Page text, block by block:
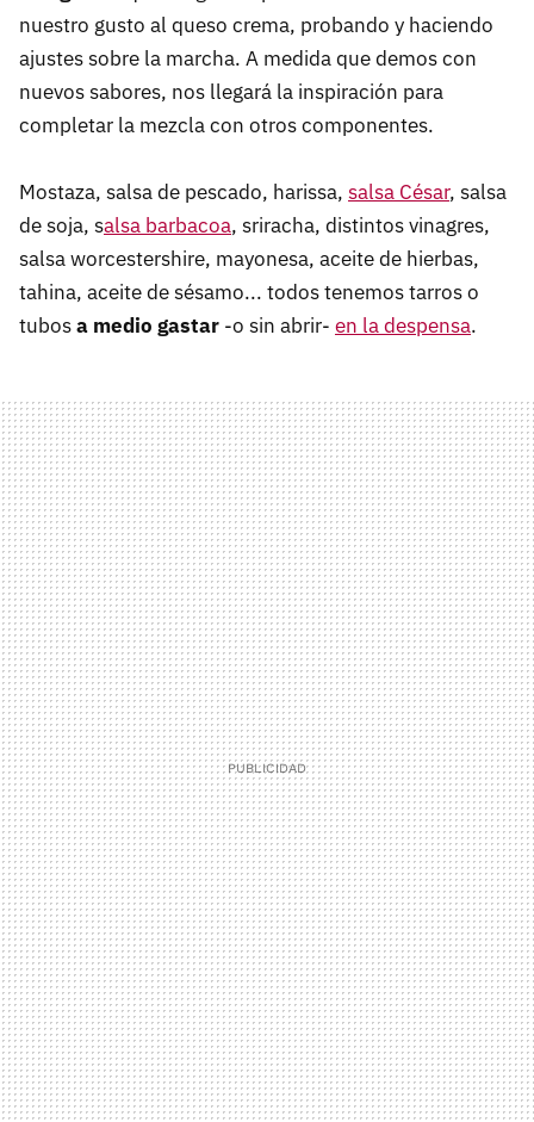
nuestro gusto al queso crema, probando y haciendo
ajustes sobre la marcha. A medida que demos con
nuevos sabores, nos llegará la inspiración para
completar la mezcla con otros componentes.
Mostaza, salsa de pescado, harissa, salsa César, salsa
de soja, salsa barbacoa, sriracha, distintos vinagres,
salsa worcestershire, mayonesa, aceite de hierbas,
tahina, aceite de sésamo... todos tenemos tarros o
tubosa medio gastar -o sin abrir- en la despensa.